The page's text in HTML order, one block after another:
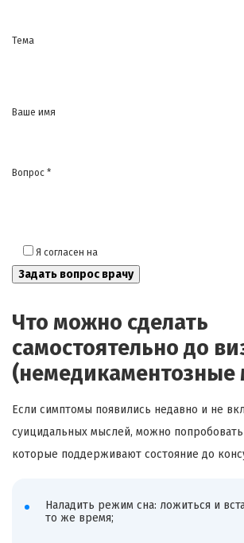
Тема
Ваше имя
Вопрос *
Я согласен на
Что можно сделать
самостоятельно до
Если симптомы появились недавно и не
суицидальных мыслей, можно
которые поддерживают состояние до
Наладить режим сна: ложиться и
то же время;